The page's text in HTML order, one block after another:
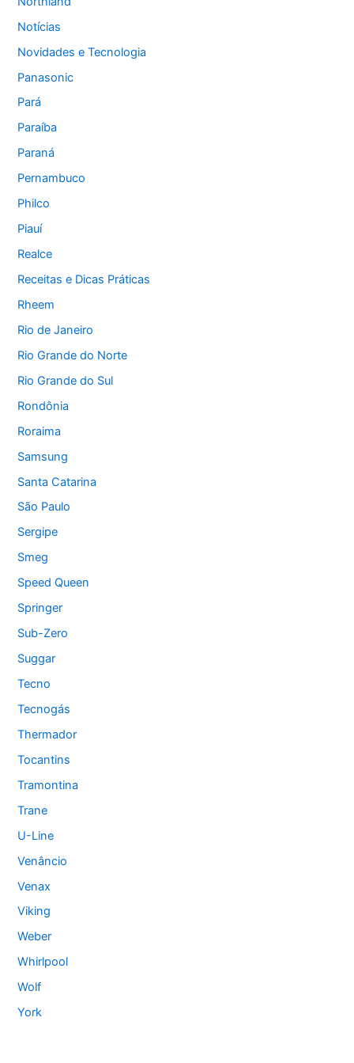
Notícias
Novidades e Tecnologia
Panasonic
Pará
Paraíba
Paraná
Pernambuco
Philco
Piauí
Realce
Receitas e Dicas Práticas
Rheem
Rio de Janeiro
Rio Grande do Norte
Rio Grande do Sul
Rondônia
Roraima
Samsung
Santa Catarina
São Paulo
Sergipe
Smeg
Speed Queen
Springer
Sub-Zero
Suggar
Tecno
Tecnogás
Thermador
Tocantins
Tramontina
Trane
U-Line
Venâncio
Venax
Viking
Weber
Whirlpool
Wolf
York